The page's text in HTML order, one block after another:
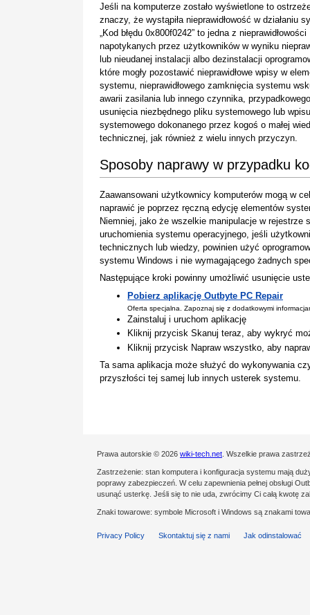
Jeśli na komputerze zostało wyświetlone to
znaczy, że wystąpiła nieprawidłowość w działaniu
„Kod błędu 0x800f0242” to jedna z nieprawidłowości
napotykanych przez użytkowników w wyniku
lub nieudanej instalacji albo dezinstalacji
które mogły pozostawić nieprawidłowe wpisy w
systemu, nieprawidłowego zamknięcia systemu
awarii zasilania lub innego czynnika, przypadkowego
usunięcia niezbędnego pliku systemowego lub
systemowego dokonanego przez kogoś o małej
technicznej, jak również z wielu innych przyczyn.
Sposoby naprawy w przypadku
Zaawansowani użytkownicy komputerów mogą w
naprawić je poprzez ręczną edycję elementów
Niemniej, jako że wszelkie manipulacje w
uruchomienia systemu operacyjnego, jeśli
technicznych lub wiedzy, powinien użyć
systemu Windows i nie wymagającego żadnych
Następujące kroki powinny umożliwić usunięcie
Pobierz aplikację Outbyte PC Repair
Oferta specjalna. Zapoznaj się z dodatkowymi
Zainstaluj i uruchom aplikację
Kliknij przycisk Skanuj teraz, aby wykryć
Kliknij przycisk Napraw wszystko, aby
Ta sama aplikacja może służyć do wykonywania
przyszłości tej samej lub innych usterek systemu.
Prawa autorskie © 2026 wiki-tech.net . Wszelkie prawa
Zastrzeżenie: stan komputera i konfiguracja systemu mają
poprawy zabezpieczeń. W celu zapewnienia pełnej obsługi
usunąć usterkę. Jeśli się to nie uda, zwrócimy Ci całą kwotę
Znaki towarowe: symbole Microsoft i Windows są znakami
Privacy Policy Skontaktuj się z nami Jak odinstalować